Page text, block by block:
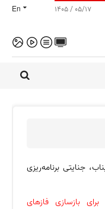
En ۱۴۰۵ / ۰۵/۱۷
جنایتی برنامه‌ریزی
۴۸ ساعته برای بازسازی فاز‌های